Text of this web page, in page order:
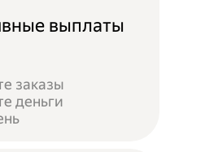
выплаты
заказы
деньги